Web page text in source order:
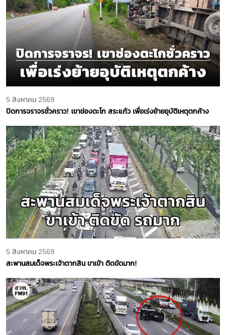
5 สิงหาคม 2569
ปิดการจราจรชั่วคราว! เขาช่องตะโก สระแก้ว เพื่อเร่งย้ายอุบัติเหตุตกค้าง
5 สิงหาคม 2569
สะพานสมเด็จพระเจ้าตากสิน ขาเข้า ติดขัดมาก!